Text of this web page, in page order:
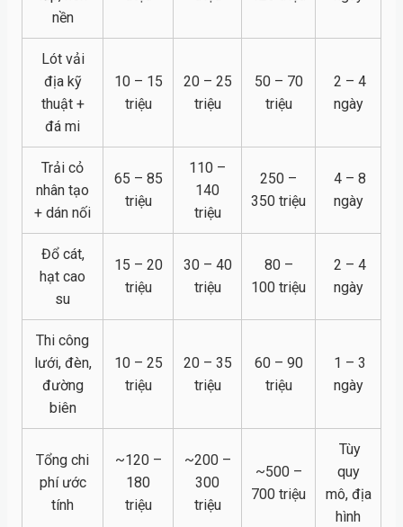
nền
Lót vải
địa kỹ
thuật +
đá mi
10 – 15
triệu
20 – 25
triệu
50 – 70
triệu
2 – 4
ngày
Trải cỏ
nhân tạo
+ dán nối
65 – 85
triệu
110 –
140
triệu
250 –
350 triệu
4 – 8
ngày
Đổ cát,
hạt cao
su
15 – 20
triệu
30 – 40
triệu
80 –
100 triệu
2 – 4
ngày
Thi công
lưới, đèn,
đường
biên
10 – 25
triệu
20 – 35
triệu
60 – 90
triệu
1 – 3
ngày
Tổng chi
phí ước
tính
~120 –
180
triệu
~200 –
300
triệu
~500 –
700 triệu
Tùy
quy
mô, địa
hình